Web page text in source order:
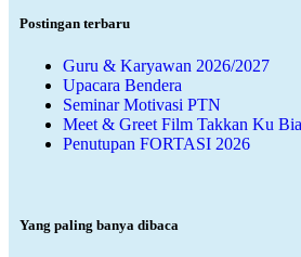
Postingan terbaru
Guru & Karyawan 2026/2027
Upacara Bendera
Seminar Motivasi PTN
Meet & Greet Film Takkan Ku
Penutupan FORTASI 2026
Yang paling banya dibaca